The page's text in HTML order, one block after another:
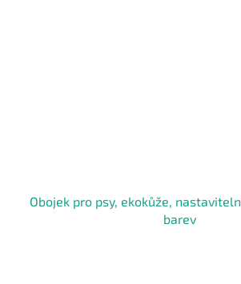
Obojek pro psy, ekokůže,
barev